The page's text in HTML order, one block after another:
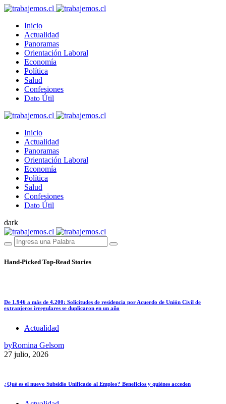
Inicio
Actualidad
Panoramas
Orientación Laboral
Economía
Política
Salud
Confesiones
Dato Útil
Inicio
Actualidad
Panoramas
Orientación Laboral
Economía
Política
Salud
Confesiones
Dato Útil
dark
Hand-Picked Top-Read Stories
De 1.946 a más de 4.200: Solicitudes de residencia por Acuerdo de Unión Civil de
extranjeros irregulares se duplicaron en un año
Actualidad
byRomina Gelsom
27 julio, 2026
¿Qué es el nuevo Subsidio Unificado al Empleo? Beneficios y quiénes acceden